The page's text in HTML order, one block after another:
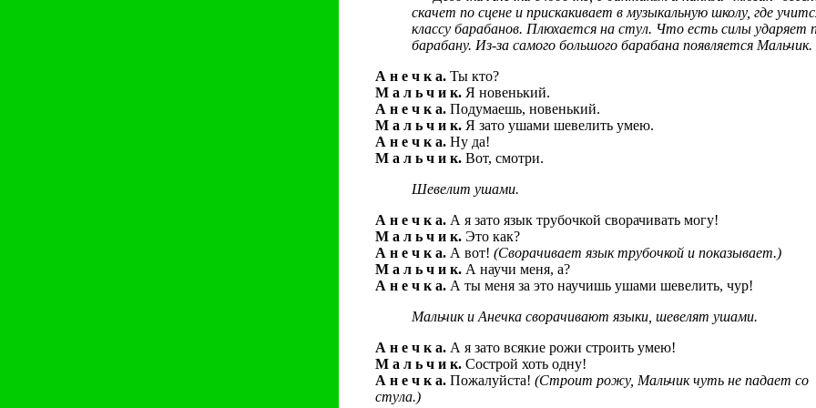
скачет по сцене и прискакивает в музыкальную школу, где
классу барабанов. Плюхается на стул. Что есть силы ударяет
барабану. Из-за самого большого барабана появляется Мальчик.
А н е ч к а. Ты кто?
М а л ь ч и к. Я новенький.
А н е ч к а. Подумаешь, новенький.
М а л ь ч и к. Я зато ушами шевелить умею.
А н е ч к а. Ну да!
М а л ь ч и к. Вот, смотри.
Шевелит ушами.
А н е ч к а. А я зато язык трубочкой сворачивать могу!
М а л ь ч и к. Это как?
А н е ч к а. А вот! (Сворачивает язык трубочкой и показывает.)
М а л ь ч и к. А научи меня, а?
А н е ч к а. А ты меня за это научишь ушами шевелить, чур!
Мальчик и Анечка сворачивают языки, шевелят ушами.
А н е ч к а. А я зато всякие рожи строить умею!
М а л ь ч и к. Сострой хоть одну!
А н е ч к а. Пожалуйста! (Строит рожу, Мальчик чуть не падает со
стула.)